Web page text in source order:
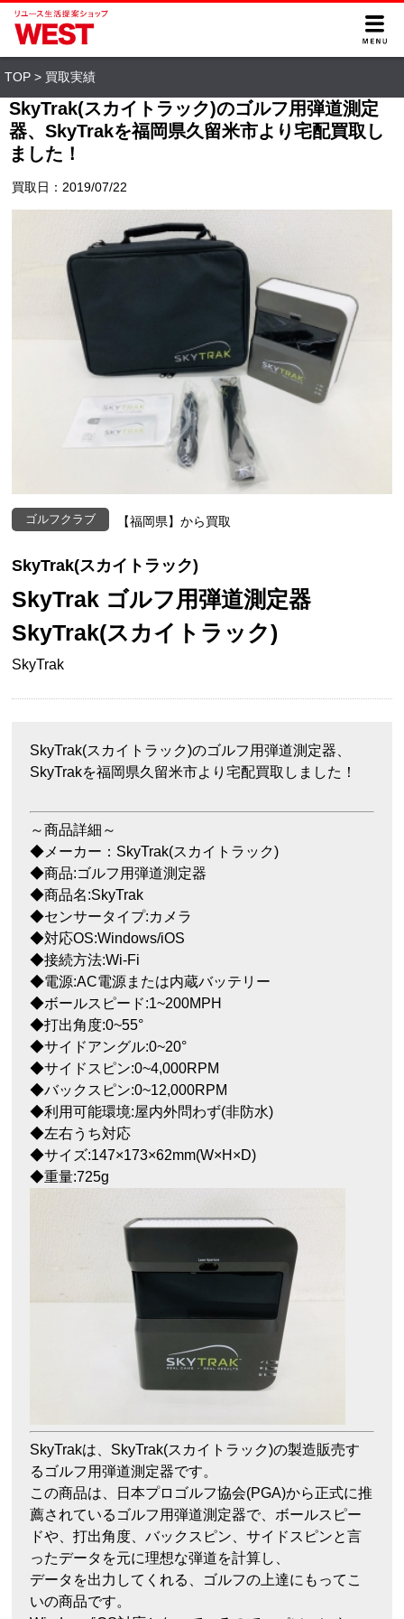
TOP > 買取実績
SkyTrak(スカイトラック)のゴルフ用弾道測定
器、SkyTrakを福岡県久留米市より宅配買取し
ました！
買取日：2019/07/22
ゴルフクラブ 【福岡県】から買取
SkyTrak(スカイトラック)
SkyTrak ゴルフ用弾道測定器
SkyTrak(スカイトラック)
SkyTrak
SkyTrak(スカイトラック)のゴルフ用弾道測定器、
SkyTrakを福岡県久留米市より宅配買取しました！
～商品詳細～
◆メーカー：SkyTrak(スカイトラック)
◆商品:ゴルフ用弾道測定器
◆商品名:SkyTrak
◆センサータイプ:カメラ
◆対応OS:Windows/iOS
◆接続方法:Wi-Fi
◆電源:AC電源または内蔵バッテリー
◆ボールスピード:1~200MPH
◆打出角度:0~55°
◆サイドアングル:0~20°
◆サイドスピン:0~4,000RPM
◆バックスピン:0~12,000RPM
◆利用可能環境:屋内外問わず(非防水)
◆左右うち対応
◆サイズ:147×173×62mm(W×H×D)
◆重量:725g
SkyTrakは、SkyTrak(スカイトラック)の製造販売す
るゴルフ用弾道測定器です。
この商品は、日本プロゴルフ協会(PGA)から正式に推
薦されているゴルフ用弾道測定器で、ボールスピー
ドや、打出角度、バックスピン、サイドスピンと言
ったデータを元に理想な弾道を計算し、
データを出力してくれる、ゴルフの上達にもってこ
いの商品です。